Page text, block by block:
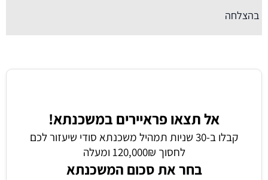
בהצלחה
אל תצאו פראיירים במשכנתא!
קבלו ב-30 שניות תמהיל משכנתא סודי שיעזור לכם
לחסוך 120,000₪ ומעלה
בחר את סכום המשכנתא